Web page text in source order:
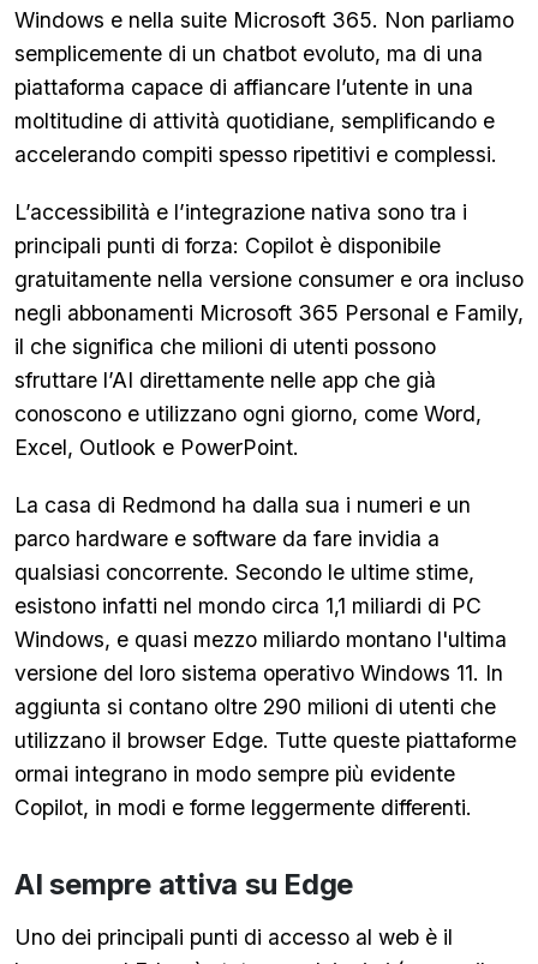
Windows e nella suite Microsoft 365. Non parliamo
semplicemente di un chatbot evoluto, ma di una
piattaforma capace di affiancare l’utente in una
moltitudine di attività quotidiane, semplificando e
accelerando compiti spesso ripetitivi e complessi.
L’accessibilità e l’integrazione nativa sono tra i
principali punti di forza: Copilot è disponibile
gratuitamente nella versione consumer e ora incluso
negli abbonamenti Microsoft 365 Personal e Family,
il che significa che milioni di utenti possono
sfruttare l’AI direttamente nelle app che già
conoscono e utilizzano ogni giorno, come Word,
Excel, Outlook e PowerPoint.
La casa di Redmond ha dalla sua i numeri e un
parco hardware e software da fare invidia a
qualsiasi concorrente. Secondo le ultime stime,
esistono infatti nel mondo circa 1,1 miliardi di PC
Windows, e quasi mezzo miliardo montano l'ultima
versione del loro sistema operativo Windows 11. In
aggiunta si contano oltre 290 milioni di utenti che
utilizzano il browser Edge. Tutte queste piattaforme
ormai integrano in modo sempre più evidente
Copilot, in modi e forme leggermente differenti.
AI sempre attiva su Edge
Uno dei principali punti di accesso al web è il